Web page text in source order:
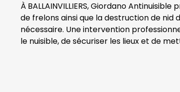
À BALLAINVILLIERS, Giordano
de frelons ainsi que la destruction de nid
nécessaire. Une intervention
le nuisible, de sécuriser les lieux et de